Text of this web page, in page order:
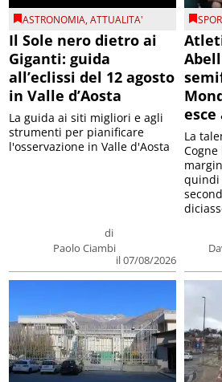
ASTRONOMIA,ATTUALITA'
Il Sole nero dietro ai
Giganti: guida
all’eclissi del 12 agosto
in Valle d’Aosta
di
Paolo Ciambi
il 07/08/2026
La guida ai siti migliori e agli
strumenti per pianificare
l'osservazione in Valle d'Aosta
La
quindi